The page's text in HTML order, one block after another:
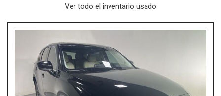
Ver todo el inventario usado